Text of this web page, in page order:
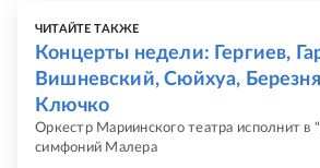
ЧИТАЙТЕ ТАКЖЕ
Концерты недели: Гергиев,
Вишневский, Сюйхуа,
Ключко
Оркестр Мариинского театра исполнит в
симфоний Малера